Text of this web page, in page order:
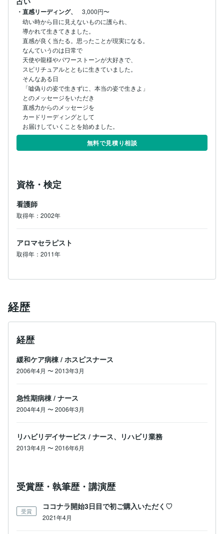
・直感リーディング、
3,000円〜
幼い時から目に見えないものに護られ、
導かれて生きてきました。
直感が良く当たる。思ったことが現実になる。
なんていうのは日常で
天使や龍様やパワーストーンが大好きで、
スピリチュアルとともに生きていました。
そんなある日
「嘘偽りの姿で生きずに、本当の姿で生きよ」
とのメッセージをいただき
直感力からのメッセージを
カードリーディングとして
お届けしていくことを始めました。
無料で見積り相談
資格・検定
看護師
取得年：2002年
アロマセラピスト
取得年：2011年
経歴
経歴
緩和ケア病棟 / ホスピスナース
2006年4月 〜2013年3月
急性期病棟 / ナース
2004年4月 〜2006年3月
リハビリデイサービス / ナース、リハビリ業務
2013年4月 〜2016年6月
受賞歴・執筆歴・講演歴
受賞
ココナラ開始3日目で初ご購入いただく♡
2021年4月